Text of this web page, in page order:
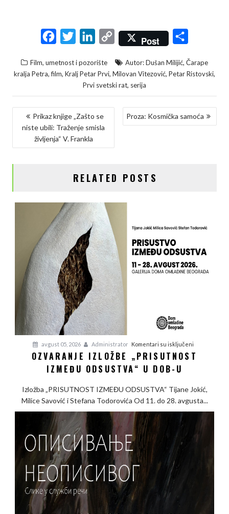
c
b
o
o
k
i
t
e
r
n
k
e
d
I
C
p
y
L
Post
a
e
Film, umetnost i pozorište Autor: Dušan Milijić, Čarape
kralja Petra,film, Kralj Petar Prvi, Milovan Vitezović, Petar Ristovski,
Prvi svetski rat, serija
KRETANJE
ČLANKA
Prikaz knjige „Zašto se
niste ubili: Traženje smisla
življenja“ V. Frankla
Proza: Kosmička samoća
RELATED POSTS
avgust 05, 2026 Administrator Komentari su isključenina
Ozvaranje
između
odsustva“
u
OZVARANJE IZLOŽBE „PRISUTNOST
IZMEĐU ODSUSTVA“ U DOB-U
Izložba „PRISUTNOST IZMEĐU ODSUSTVA“ Tijane Jokić,
Milice Savović i Stefana Todorovića Od 11. do 28. avgusta...